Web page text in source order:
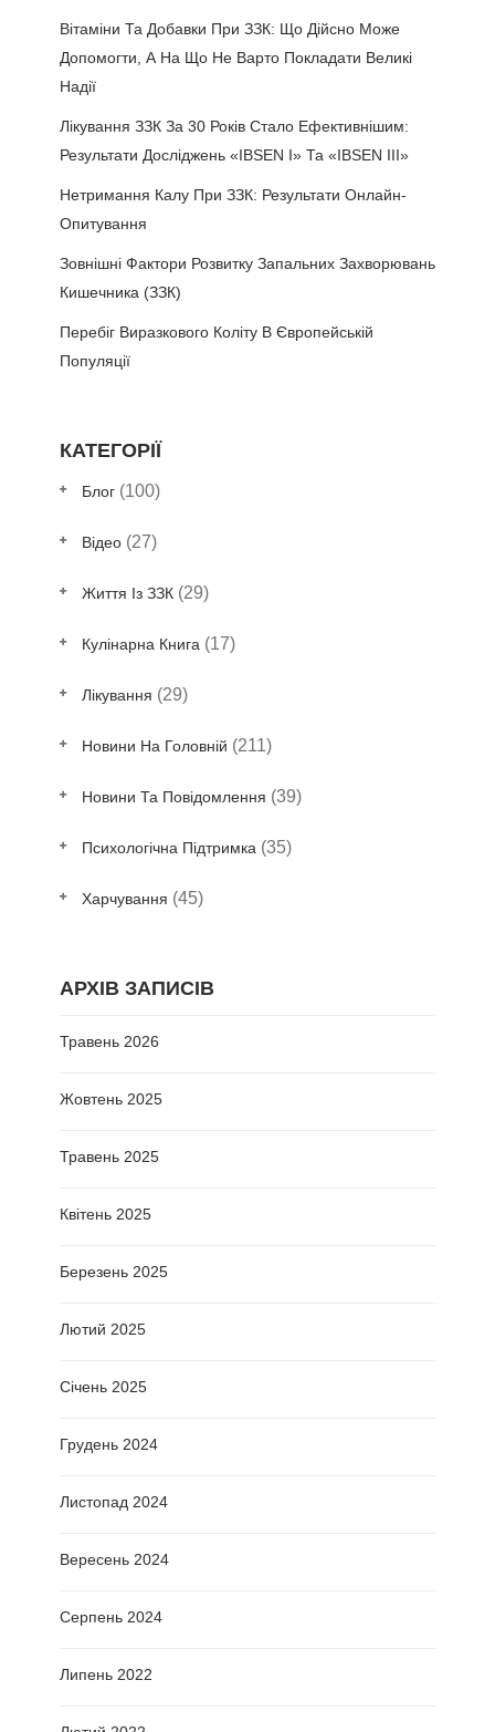
Вітаміни Та Добавки При ЗЗК: Що Дійсно Може
Допомогти, А На Що Не Варто Покладати Великі
Надії
Лікування ЗЗК За 30 Років Стало Ефективнішим:
Результати Досліджень «IBSEN I» Та «IBSEN III»
Нетримання Калу При ЗЗК: Результати Онлайн-
Опитування
Зовнішні Фактори Розвитку Запальних Захворювань
Кишечника (ЗЗК)
Перебіг Виразкового Коліту В Європейській
Популяції
КАТЕГОРІЇ
Блог (100)
Відео (27)
Життя Із ЗЗК (29)
Кулінарна Книга (17)
Лікування (29)
Новини На Головній (211)
Новини Та Повідомлення (39)
Психологічна Підтримка (35)
Харчування (45)
АРХІВ ЗАПИСІВ
Травень 2026
Жовтень 2025
Травень 2025
Квітень 2025
Березень 2025
Лютий 2025
Січень 2025
Грудень 2024
Листопад 2024
Вересень 2024
Серпень 2024
Липень 2022